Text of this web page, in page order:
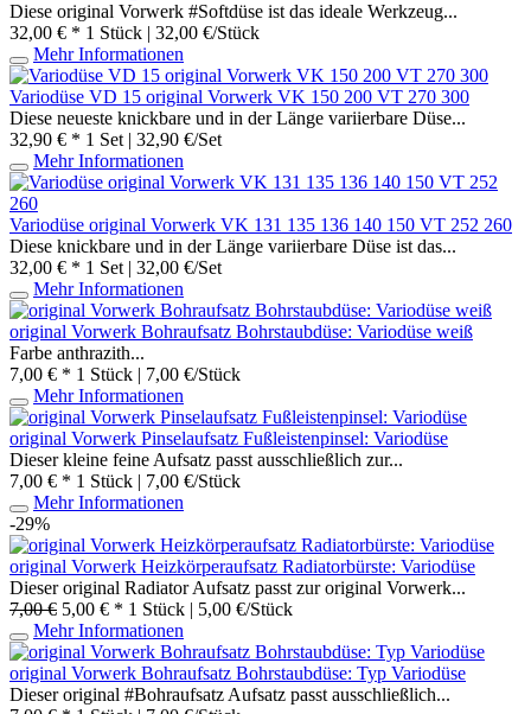
Diese original Vorwerk #Softdüse ist das ideale Werkzeug...
32,00 € * 1 Stück | 32,00 €/Stück
Mehr Informationen
Variodüse VD 15 original Vorwerk VK 150 200 VT 270 300
Diese neueste knickbare und in der Länge variierbare Düse...
32,90 € * 1 Set | 32,90 €/Set
Mehr Informationen
Variodüse original Vorwerk VK 131 135 136 140 150 VT 252 260
Diese knickbare und in der Länge variierbare Düse ist das...
32,00 € * 1 Set | 32,00 €/Set
Mehr Informationen
original Vorwerk Bohraufsatz Bohrstaubdüse: Variodüse weiß
Farbe anthrazith...
7,00 € * 1 Stück | 7,00 €/Stück
Mehr Informationen
original Vorwerk Pinselaufsatz Fußleistenpinsel: Variodüse
Dieser kleine feine Aufsatz passt ausschließlich zur...
7,00 € * 1 Stück | 7,00 €/Stück
Mehr Informationen
-29%
original Vorwerk Heizkörperaufsatz Radiatorbürste: Variodüse
Dieser original Radiator Aufsatz passt zur original Vorwerk...
7,00 € 5,00 € * 1 Stück | 5,00 €/Stück
Mehr Informationen
original Vorwerk Bohraufsatz Bohrstaubdüse: Typ Variodüse
Dieser original #Bohraufsatz Aufsatz passt ausschließlich...